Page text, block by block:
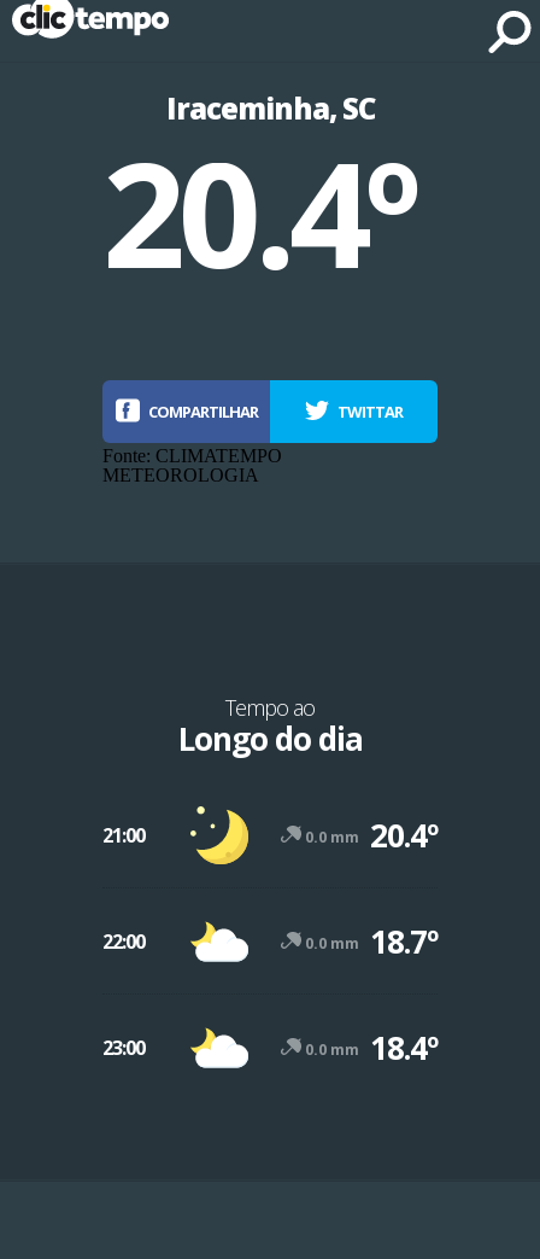
Iraceminha, SC
Fonte: CLIMATEMPO METEOROLOGIA
20.4º
COMPARTILHAR TWITTAR
Fonte: CLIMATEMPO
METEOROLOGIA
Tempo ao
Longo do dia
21:00 0.0 mm 20.4º
22:00 0.0 mm 18.7º
23:00 0.0 mm 18.4º